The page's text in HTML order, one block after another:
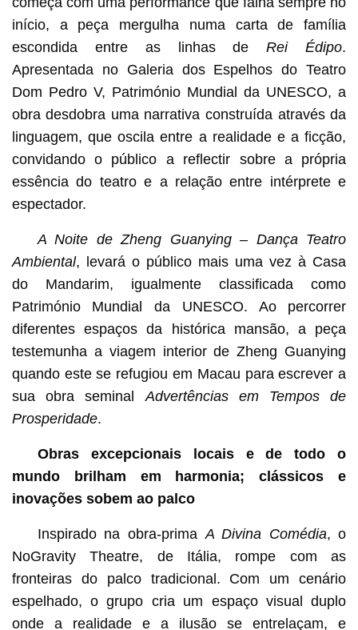
início, a peça mergulha numa carta de família
escondida entre as linhas deRei Édipo.
Apresentada no Galeria dos Espelhos do Teatro
Dom Pedro V, Património Mundial da UNESCO, a
obra desdobra uma narrativa construída através da
linguagem, que oscila entre a realidade e a ficção,
convidando o público a reflectir sobre a própria
essência do teatro e a relação entre intérprete e
espectador.
ANoite de Zheng Guanying– Dança Teatro
Ambiental, levará o público mais uma vez à Casa
do Mandarim, igualmente classificada como
Património Mundial da UNESCO. Ao percorrer
diferentes espaços da histórica mansão, a peça
testemunha a viagem interior de Zheng Guanying
quando este se refugiou em Macau para escrever a
sua obra seminal Advertências em Tempos de
Prosperidade.
Obras excepcionais locais e de todo o
mundo brilham em harmonia; clássicos e
inovações sobem ao palco
Inspirado na obra-prima A Divina Comédia, o
NoGravity Theatre, de Itália, rompe com as
fronteiras do palco tradicional. Com um cenário
espelhado, o grupo cria um espaço visual duplo
onde a realidade e a ilusão se entrelaçam, e